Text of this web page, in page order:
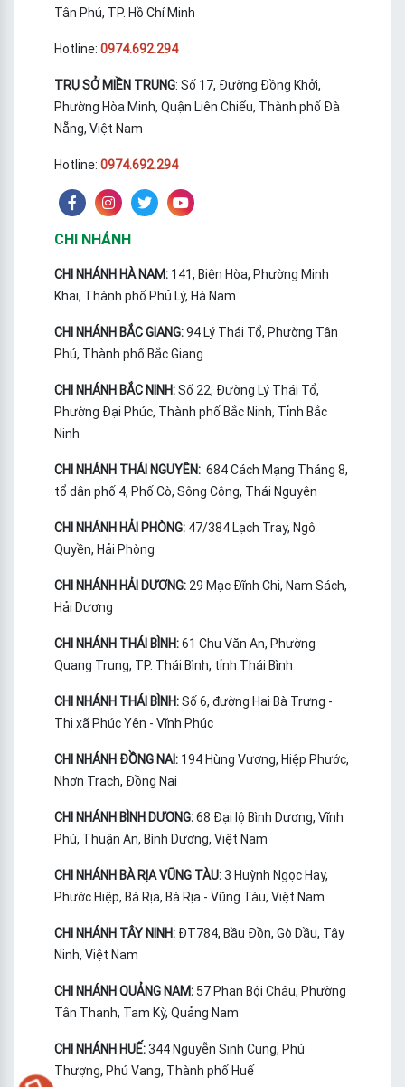
Tân Phú, TP. Hồ Chí Minh
Hotline: 0974.692.294
TRỤ SỞ MIỀN TRUNG: Số 17, Đường Đồng Khởi,
Phường Hòa Minh, Quận Liên Chiểu, Thành phố Đà
Nẵng, Việt Nam
Hotline: 0974.692.294
CHI NHÁNH
CHI NHÁNH HÀ NAM: 141, Biên Hòa, Phường Minh
Khai, Thành phố Phủ Lý, Hà Nam
CHI NHÁNH BẮC GIANG:94 Lý Thái Tổ, Phường Tân
Phú, Thành phố Bắc Giang
CHI NHÁNH BẮC NINH:Số 22, Đường Lý Thái Tổ,
Phường Đại Phúc, Thành phố Bắc Ninh, Tỉnh Bắc
Ninh
CHI NHÁNH THÁI NGUYÊN: 684 Cách Mạng Tháng 8,
tổ dân phố 4, Phố Cò, Sông Công, Thái Nguyên
CHI NHÁNH HẢI PHÒNG: 47/384 Lạch Tray, Ngô
Quyền, Hải Phòng
CHI NHÁNH HẢI DƯƠNG: 29 Mạc Đĩnh Chi, Nam Sách,
Hải Dương
CHI NHÁNH THÁI BÌNH:61 Chu Văn An, Phường
Quang Trung, TP. Thái Bình, tỉnh Thái Bình
CHI NHÁNH THÁI BÌNH:Số 6, đường Hai Bà Trưng -
Thị xã Phúc Yên - Vĩnh Phúc
CHI NHÁNH ĐỒNG NAI: 194 Hùng Vương, Hiệp Phước,
Nhơn Trạch, Đồng Nai
CHI NHÁNH BÌNH DƯƠNG:68 Đại lộ Bình Dương, Vĩnh
Phú, Thuận An, Bình Dương, Việt Nam
CHI NHÁNH BÀ RỊA VŨNG TÀU:3 Huỳnh Ngọc Hay,
Phước Hiệp, Bà Rịa, Bà Rịa - Vũng Tàu, Việt Nam
CHI NHÁNH TÂY NINH: ĐT784, Bầu Đồn, Gò Dầu, Tây
Ninh, Việt Nam
CHI NHÁNH QUẢNG NAM: 57 Phan Bội Châu, Phường
Tân Thạnh, Tam Kỳ, Quảng Nam
CHI NHÁNH HUẾ:344 Nguyễn Sinh Cung, Phú
Thượng, Phú Vang, Thành phố Huế